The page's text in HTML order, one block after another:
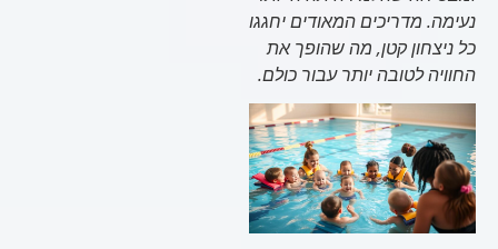
נעימה. מדריכים המאודים יחגגו
כל ניצחון קטן, מה שהופך את
החוויה לטובה יותר עבור כולם.